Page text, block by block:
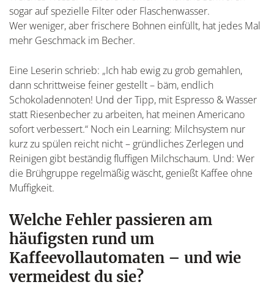
sogar auf spezielle Filter oder Flaschenwasser.
Wer weniger, aber frischere Bohnen einfüllt, hat jedes Mal
mehr Geschmack im Becher.
Eine Leserin schrieb: „Ich hab ewig zu grob gemahlen,
dann schrittweise feiner gestellt – bäm, endlich
Schokoladennoten! Und der Tipp, mit Espresso & Wasser
statt Riesenbecher zu arbeiten, hat meinen Americano
sofort verbessert.“ Noch ein Learning: Milchsystem nur
kurz zu spülen reicht nicht – gründliches Zerlegen und
Reinigen gibt beständig fluffigen Milchschaum. Und: Wer
die Brühgruppe regelmäßig wäscht, genießt Kaffee ohne
Muffigkeit.
Welche Fehler passieren am
häufigsten rund um
Kaffeevollautomaten – und wie
vermeidest du sie?